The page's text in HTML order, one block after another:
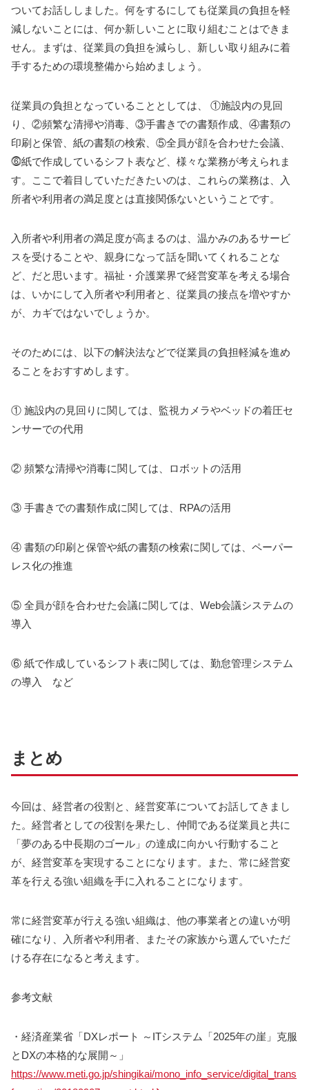
ついてお話ししました。何をするにしても従業員の負担を軽
減しないことには、何か新しいことに取り組むことはできま
せん。まずは、従業員の負担を減らし、新しい取り組みに着
手するための環境整備から始めましょう。
従業員の負担となっていることとしては、
①施設内の見回
り、②頻繁な清掃や消毒、③手書きでの書類作成、④書類の
印刷と保管、紙の書類の検索、⑤全員が顔を合わせた会議、
⓺紙で作成しているシフト表など 、様々な業務が考えられま
す。ここで着目していただきたいのは、これらの業務は、入
所者や利用者の満足度とは直接関係ないということです。
入所者や利用者の満足度が高まるのは、温かみのあるサービ
スを受けることや、親身になって話を聞いてくれることな
ど、だと思います。福祉・介護業界で経営変革を考える場合
は、いかにして入所者や利用者と、従業員の接点を増やすか
が、カギではないでしょうか。
そのためには、以下の解決法などで従業員の負担軽減を進め
ることをおすすめします。
① 施設内の見回りに関しては、監視カメラやベッドの着圧セ
ンサーでの代用
② 頻繁な清掃や消毒に関しては、ロボットの活用
③ 手書きでの書類作成に関しては、RPAの活用
④ 書類の印刷と保管や紙の書類の検索に関しては、ペーパー
レス化の推進
⑤ 全員が顔を合わせた会議に関しては、Web会議システムの
導入
⑥ 紙で作成しているシフト表に関しては、勤怠管理システム
の導入 など
まとめ
今回は、経営者の役割と、経営変革についてお話してきまし
た。経営者としての役割を果たし、仲間である従業員と共に
「夢のある中長期のゴール」の達成に向かい行動すること
が、経営変革を実現することになります。また、常に経営変
革を行える強い組織を手に入れることになります。
常に経営変革が行える強い組織は、他の事業者との違いが明
確になり、入所者や利用者、またその家族から選んでいただ
ける存在になると考えます。
参考文献
・経済産業省「DXレポート ～ITシステム「2025年の崖」克服
とDXの本格的な展開～」
https://www.meti.go.jp/shingikai/mono_info_service/digital_trans